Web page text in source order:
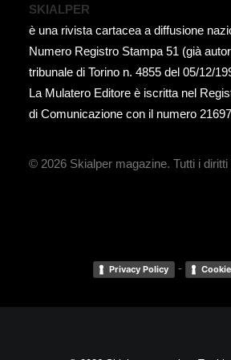
SKIALPER
è una rivista cartacea a diffusione
Numero Registro Stampa 51 (già
tribunale di Torino n. 4855 del 05/12/
La Mulatero Editore è iscritta nel
di Comunicazione con il numero 21697
© 2026 Skialper magazine. Tutti i
Privacy Policy -